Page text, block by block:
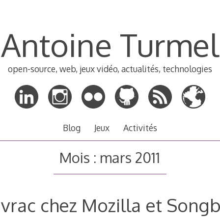
Antoine Turmel
open-source, web, jeux vidéo, actualités, technologies
Blog Jeux Activités
Mois : mars 2011
vrac chez Mozilla et